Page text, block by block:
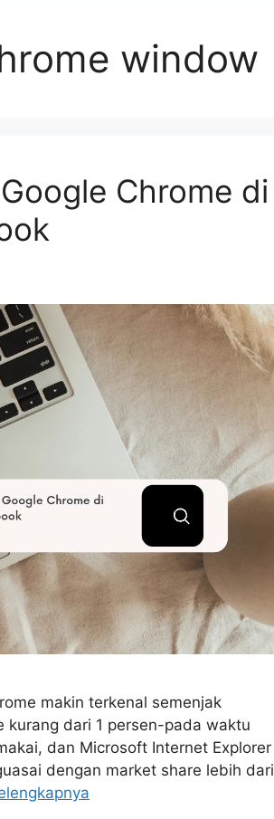
window
Chrome di
makin terkenal semenjak
kurang dari 1 persen-pada waktu
dan Microsoft Internet Explorer
dengan market share lebih dari